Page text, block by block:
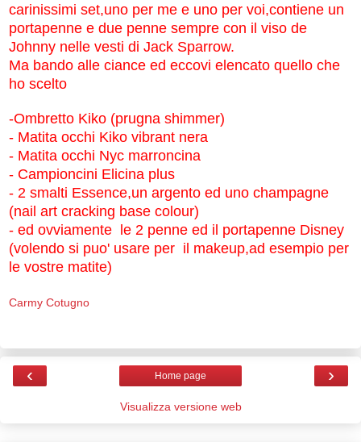
carinissimi set,uno per me e uno per voi,contiene un
portapenne e due penne sempre con il viso de
Johnny nelle vesti di Jack Sparrow.
Ma bando alle ciance ed eccovi elencato quello che
ho scelto
-Ombretto Kiko (prugna shimmer)
- Matita occhi Kiko vibrant nera
- Matita occhi Nyc marroncina
- Campioncini Elicina plus
- 2 smalti Essence,un argento ed uno champagne
(nail art cracking base colour)
- ed ovviamente le 2 penne ed il portapenne Disney
(volendo si puo' usare per il makeup,ad esempio per
le vostre matite)
Carmy Cotugno
‹ ›
Home page
Visualizza versione web